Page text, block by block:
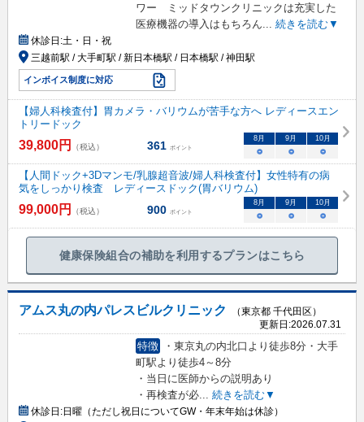
ワー ミッドタウンクリニックは充実した
医療機器の導入はもちろん
続きを読む▼
休診日:土・日・祝
三越前駅 / 大手町駅 / 新日本橋駅 / 日本橋駅 / 神田駅
インボイス制度に対応
【婦人科検査付】胃カメラ・バリウムが苦手な方へ レディースエン
トリードック
39,800円 （税込） 361 ポイント
8 月 9 月 10月
○ ○ ○
【人間ドック+3Dマンモ/乳腺超音波/婦人科検査付】女性特有の病
気をしっかり検査 レディースドック(胃バリウム)
99,000円 （税込） 900 ポイント
8 月 9 月 10月
○ ○ ○
健康保険組合の補助を利用するプランはこちら
アムス丸の内パレスビルクリニック
（東京都 千代田区）
更新日:2026.07.31
特徴
・東京丸の内北口より徒歩8分・大手
町駅より徒歩4～8分
・当日に医師からの説明あり
・再検査が必... 続きを読む▼
休診日:日曜（ただし祝日についてGW・年末年始は休診）